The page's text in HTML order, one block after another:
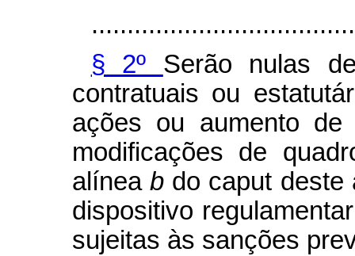
§ 2º Serão nulas
contratuais ou
ações ou aumento
modificações de
alínea b do caput deste
dispositivo
sujeitas às sanções